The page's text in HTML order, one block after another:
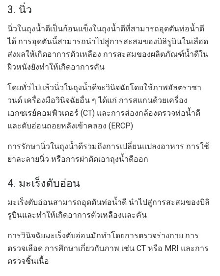
3. นิ่ว
นิ่วในถุงน้ำดีเป็นก้อนแข็งในถุงน้ำดีที่สามารถอุดตันท่อน้ำดี
ได้ การอุดตันนี้สามารถนำไปสู่การสะสมของบิลิรูบินในเลือด
ส่งผลให้เกิดอาการตัวเหลือง การสะสมของผลิตภัณฑ์น้ำดีใน
ผิวหนังยังทำให้เกิดอาการคัน
โดยทั่วไปแล้วนิ่วในถุงน้ำดีจะวินิจฉัยโดยใช้ภาพอัลตราซา
วนด์ เครื่องมือวินิจฉัยอื่น ๆ ได้แก่ การสแกนด้วยเครื่อง
เอกซเรย์คอมพิวเตอร์ (CT) และการส่องกล้องตรวจท่อน้ำดี
และตับอ่อนถอยหลังเข้าคลอง (ERCP)
การรักษานิ่วในถุงน้ำดีรวมถึงการเปลี่ยนแปลงอาหาร การใช้
ยาละลายนิ่ว หรือการผ่าตัดเอาถุงน้ำดีออก
4. มะเร็งตับอ่อน
มะเร็งตับอ่อนสามารถอุดตันท่อน้ำดี นำไปสู่การสะสมของบิลิ
รูบินและทำให้เกิดอาการตัวเหลืองและคัน
การวินิจฉัยมะเร็งตับอ่อนมักทำโดยการตรวจร่างกาย การ
ตรวจเลือด การศึกษาเกี่ยวกับภาพ เช่น CT หรือ MRI และการ
ตรวจชิ้นเนื้อ